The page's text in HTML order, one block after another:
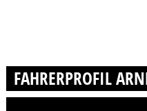
FAHRERPROFIL